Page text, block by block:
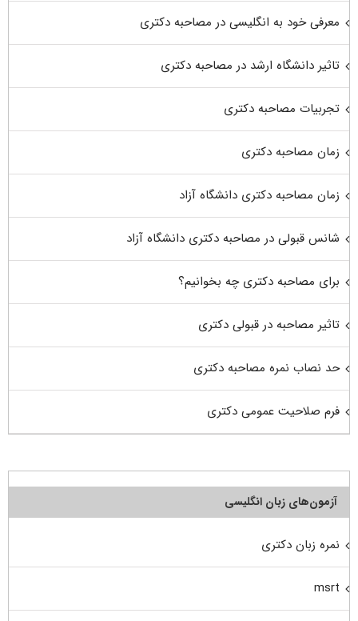
معرفی خود به انگلیسی در مصاحبه دکتری
تاثیر دانشگاه ارشد در مصاحبه دکتری
تجربیات مصاحبه دکتری
زمان مصاحبه دکتری
زمان مصاحبه دکتری دانشگاه آزاد
شانس قبولی در مصاحبه دکتری دانشگاه آزاد
برای مصاحبه دکتری چه بخوانیم؟
تاثیر مصاحبه در قبولی دکتری
حد نصاب نمره مصاحبه دکتری
فرم صلاحیت عمومی دکتری
آزمون‌های زبان انگلیسی
نمره زبان دکتری
msrt